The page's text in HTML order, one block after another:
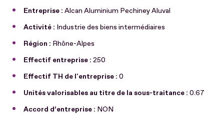
Entreprise : Alcan Aluminium Pechiney Aluval
Activité : Industrie des biens intermédiaires
Région : Rhône-Alpes
Effectif entreprise : 250
Effectif TH de l'entreprise : 0
Unités valorisables au titre de la sous-traitance : 0.67
Accord d’entreprise : NON